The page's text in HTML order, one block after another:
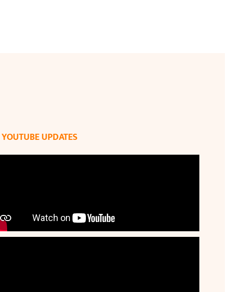
YOUTUBE UPDATES